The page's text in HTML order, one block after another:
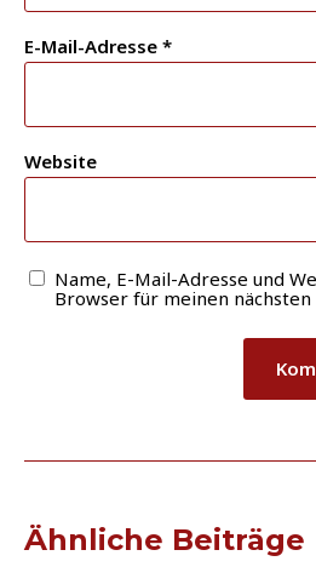
E-Mail-Adresse *
Website
Name, E-Mail-Adresse und
Browser für meinen
Ähnliche Beiträge